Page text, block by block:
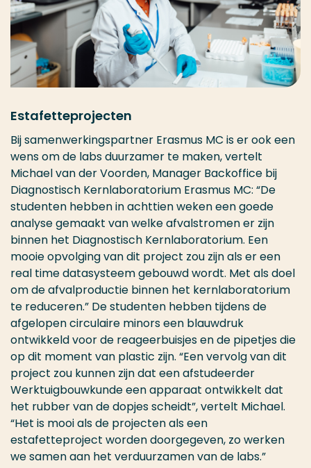
Estafetteprojecten
Bij samenwerkingspartner Erasmus MC is er ook een
wens om de labs duurzamer te maken, vertelt
Michael van der Voorden, Manager Backoffice bij
Diagnostisch Kernlaboratorium Erasmus MC: “De
studenten hebben in achttien weken een goede
analyse gemaakt van welke afvalstromen er zijn
binnen het Diagnostisch Kernlaboratorium. Een
mooie opvolging van dit project zou zijn als er een
real time datasysteem gebouwd wordt. Met als doel
om de afvalproductie binnen het kernlaboratorium
te reduceren.” De studenten hebben tijdens de
afgelopen circulaire minors een blauwdruk
ontwikkeld voor de reageerbuisjes en de pipetjes die
op dit moment van plastic zijn. “Een vervolg van dit
project zou kunnen zijn dat een afstudeerder
Werktuigbouwkunde een apparaat ontwikkelt dat
het rubber van de dopjes scheidt”, vertelt Michael.
“Het is mooi als de projecten als een
estafetteproject worden doorgegeven, zo werken
we samen aan het verduurzamen van de labs.”